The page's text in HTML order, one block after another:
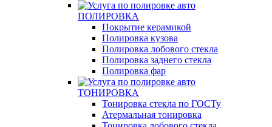
ПОЛИРОВКА
Покрытие керамикой
Полировка кузова
Полировка лобового стекла
Полировка заднего стекла
Полировка фар
ТОНИРОВКА
Тонировка стекла по ГОСТу
Атермальная тонировка